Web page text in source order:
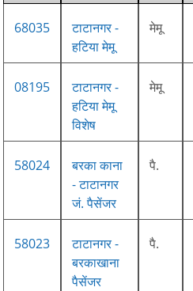
68035
टाटानगर -
हटिया मेमू
मेमू
08195
टाटानगर -
हटिया मेमू
विशेष
मेमू
58024
बरका काना
- टाटानगर
जं. पैसेंजर
पै.
58023
टाटानगर -
बरकाखाना
पैसेंजर
पै.